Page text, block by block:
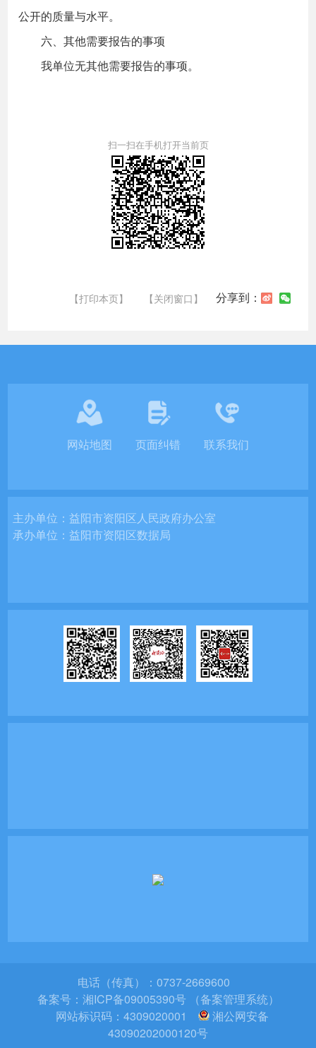
公开的质量与水平。
六、其他需要报告的事项
我单位无其他需要报告的事项。
扫一扫在手机打开当前页
【打印本页】 【关闭窗口】 分享到：
网站地图 页面纠错 联系我们
主办单位：益阳市资阳区人民政府办公室
承办单位：益阳市资阳区数据局
电话（传真）：0737-2669600
备案号： 湘ICP备09005390号 （备案管理系统）
网站标识码：4309020001
湘公网安备
43090202000120号